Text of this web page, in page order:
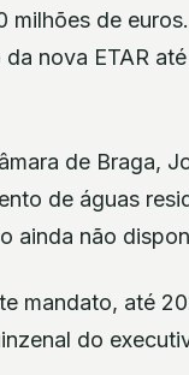
milhões de
nova ETAR
de Braga,
de águas
ainda não
mandato, até
do